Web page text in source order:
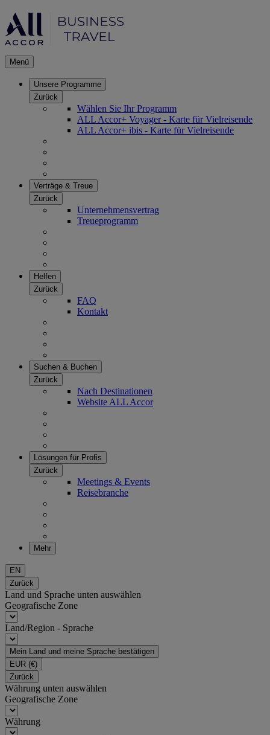
Menü
Unsere Programme
Zurück
Wählen Sie Ihr Programm
ALL Accor+ Voyager - Karte für Vielreisende
ALL Accor+ ibis - Karte für Vielreisende
Verträge & Treue
Zurück
Unternehmensvertrag
Treueprogramm
Helfen
Zurück
FAQ
Kontakt
Suchen & Buchen
Zurück
Nach Destinationen
Website ALL Accor
Lösungen für Profis
Zurück
Meetings & Events
Reisebranche
Mehr
EN
Zurück
Land und Sprache unten auswählen
Geografische Zone
Land/Region - Sprache
Mein Land und meine Sprache bestätigen
EUR (€)
Zurück
Währung unten auswählen
Geografische Zone
Währung